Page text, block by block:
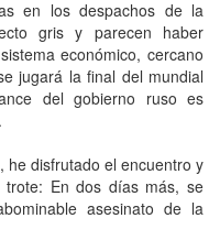
en los despachos de la
gris y parecen haber
económico, cercano
jugará la final del mundial
del gobierno ruso es
he disfrutado el encuentro y
trote: En dos días más, se
asesinato de la